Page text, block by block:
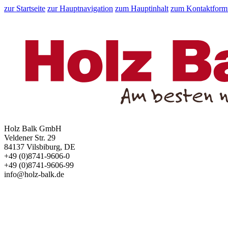
zur Startseite zur Hauptnavigation zum Hauptinhalt zum
Holz Balk GmbH
Veldener Str. 29
84137 Vilsbiburg, DE
+49 (0)8741-9606-0
+49 (0)8741-9606-99
info@holz-balk.de